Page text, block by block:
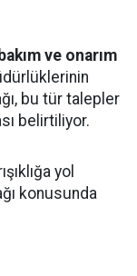
ve onarım
bu tür talepler
belirtiliyor.
yol
konusunda